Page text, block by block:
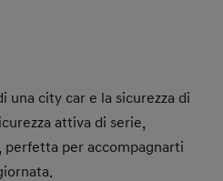
una city car e la sicurezza di
attiva di serie,
perfetta per accompagnarti